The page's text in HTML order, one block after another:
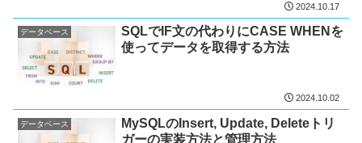
2024.10.17
データベース
SQLでIF文の代わりにCASE WHENを
使ってデータを取得する方法
2024.10.02
データベース
MySQLのInsert, Update, Deleteトリ
ガーの実装方法と管理方法